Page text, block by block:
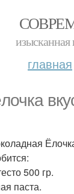
изысканная
главная
500 гр.
паста.